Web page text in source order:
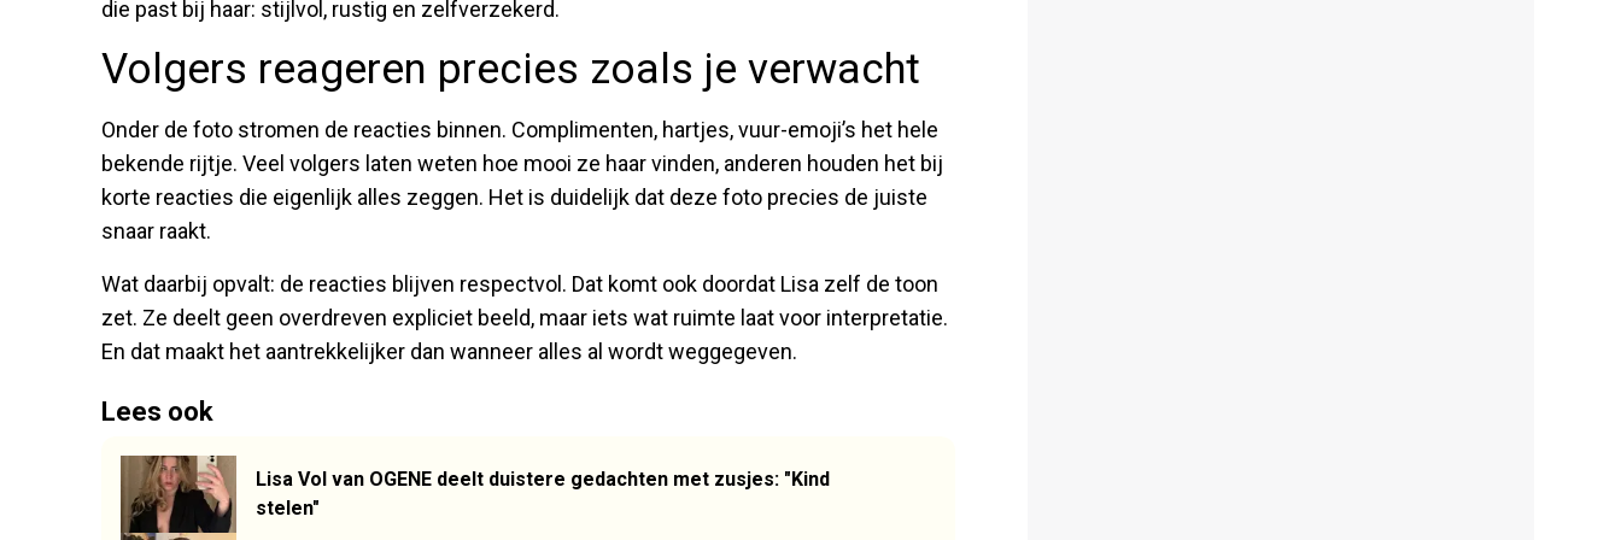
die past bij haar: stijlvol, rustig en zelfverzekerd.
Volgers reageren precies zoals je verwacht
Onder de foto stromen de reacties binnen. Complimenten, hartjes, vuur-emoji’s het hele
bekende rijtje. Veel volgers laten weten hoe mooi ze haar vinden, anderen houden het bij
korte reacties die eigenlijk alles zeggen. Het is duidelijk dat deze foto precies de juiste
snaar raakt.
Wat daarbij opvalt: de reacties blijven respectvol. Dat komt ook doordat Lisa zelf de toon
zet. Ze deelt geen overdreven expliciet beeld, maar iets wat ruimte laat voor interpretatie.
En dat maakt het aantrekkelijker dan wanneer alles al wordt weggegeven.
Lees ook
Lisa Vol van OGENE deelt duistere gedachten met zusjes: "Kind
stelen"